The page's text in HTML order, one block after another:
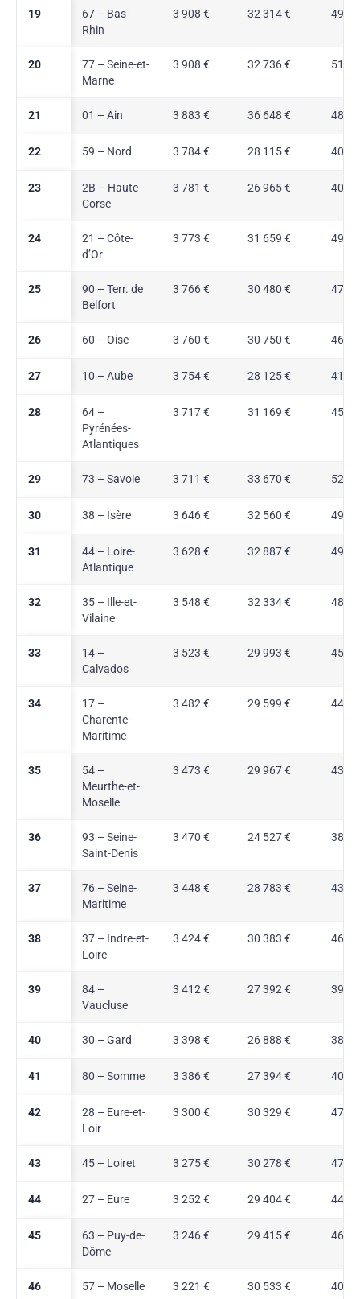
19
67 – Bas-
Rhin
3 908 € 32 314 € 49,4
20
77 – Seine-et-
Marne
3 908 € 32 736 € 51,3
21 01 – Ain 3 883 € 36 648 € 48,5
22 59 – Nord 3 784 € 28 115 € 40,4
23
2B – Haute-
Corse
3 781 € 26 965 € 40,9
24
21 – Côte-
d’Or
3 773 € 31 659 € 49,4
25
90 – Terr. de
Belfort
3 766 € 30 480 € 47,3
26 60 – Oise 3 760 € 30 750 € 46,6
27 10 – Aube 3 754 € 28 125 € 41,9
28
64 –
Pyrénées-
Atlantiques
3 717 € 31 169 € 45,8
29 73 – Savoie 3 711 € 33 670 € 52,6
30 38 – Isère 3 646 € 32 560 € 49,6
31
44 – Loire-
Atlantique
3 628 € 32 887 € 49,3
32
35 – Ille-et-
Vilaine
3 548 € 32 334 € 48,2
33
14 –
Calvados
3 523 € 29 993 € 45,0
34
17 –
Charente-
Maritime
3 482 € 29 599 € 44,1
35
54 –
Meurthe-et-
Moselle
3 473 € 29 967 € 43,0
36
93 – Seine-
Saint-Denis
3 470 € 24 527 € 38,3
37
76 – Seine-
Maritime
3 448 € 28 783 € 43,5
38
37 – Indre-et-
Loire
3 424 € 30 383 € 46,2
39
84 –
Vaucluse
3 412 € 27 392 € 39,8
40 30 – Gard 3 398 € 26 888 € 38,7
41 80 – Somme 3 386 € 27 394 € 40,7
42
28 – Eure-et-
Loir
3 300 € 30 329 € 47,2
43 45 – Loiret 3 275 € 30 278 € 47,6
44 27 – Eure 3 252 € 29 404 € 44,7
45
63 – Puy-de-
Dôme
3 246 € 29 415 € 46,1
46 57 – Moselle 3 221 € 30 533 € 40,3